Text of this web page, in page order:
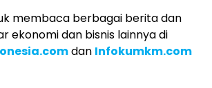
membaca berbagai berita dan
ekonomi dan bisnis lainnya di
dan Infokumkm.com